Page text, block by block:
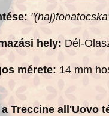
hely: Dél-
mérete: 14 mm
Treccine all'Uovo